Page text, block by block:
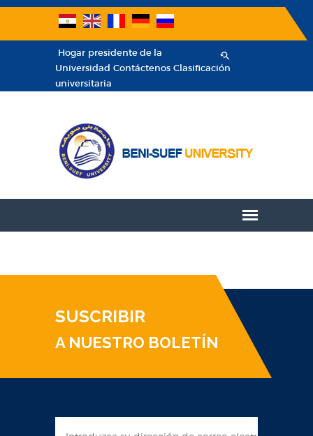
Hogar presidente de la
Universidad Contáctenos Clasificación
universitaria
SUSCRIBIR
A NUESTRO BOLETÍN